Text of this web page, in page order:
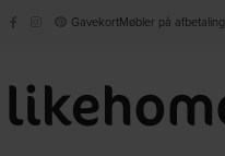
GavekortMøbler på afbetaling